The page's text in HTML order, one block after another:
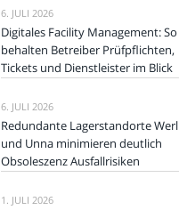
6. JULI 2026
Digitales Facility Management: So
behalten Betreiber Prüfpflichten,
Tickets und Dienstleister im Blick
6. JULI 2026
Redundante Lagerstandorte Werl
und Unna minimieren deutlich
Obsoleszenz Ausfallrisiken
1. JULI 2026